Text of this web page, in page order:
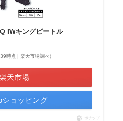
IWキングビートル
時点 | 楽天市場調べ）
楽天市場
ショッピング
ポチップ